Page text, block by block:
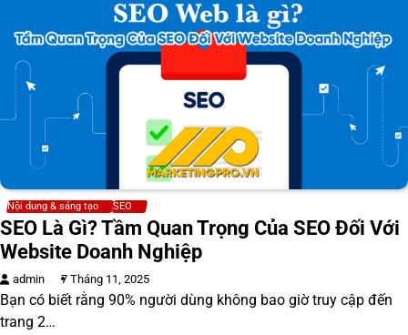
Nội dung & sáng tạo SEO
SEO Là Gì? Tầm Quan Trọng Của SEO Đối Với
Website Doanh Nghiệp
admin 7 Tháng 11, 2025
Bạn có biết rằng 90% người dùng không bao giờ truy cập đến
trang 2…